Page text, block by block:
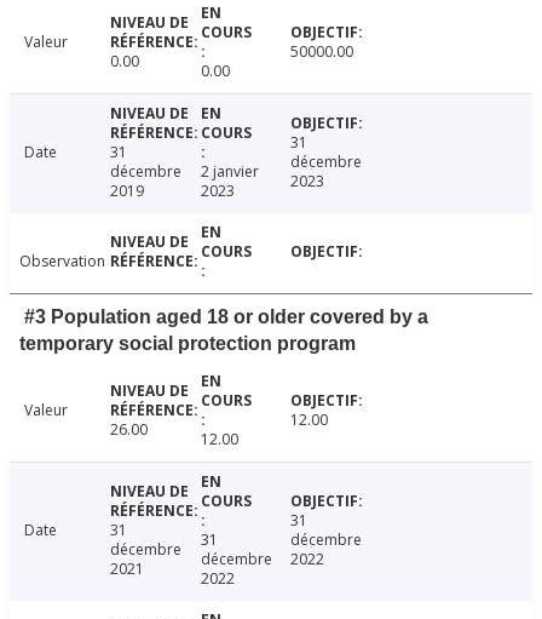
Valeur
0.00
0.00
50000.00
Date
31
décembre
2019
2 janvier
2023
31
décembre
2023
Observation
#3 Population aged 18 or older covered by a
temporary social protection program
Valeur
26.00
12.00
12.00
Date
31
décembre
2021
31
décembre
2022
31
décembre
2022